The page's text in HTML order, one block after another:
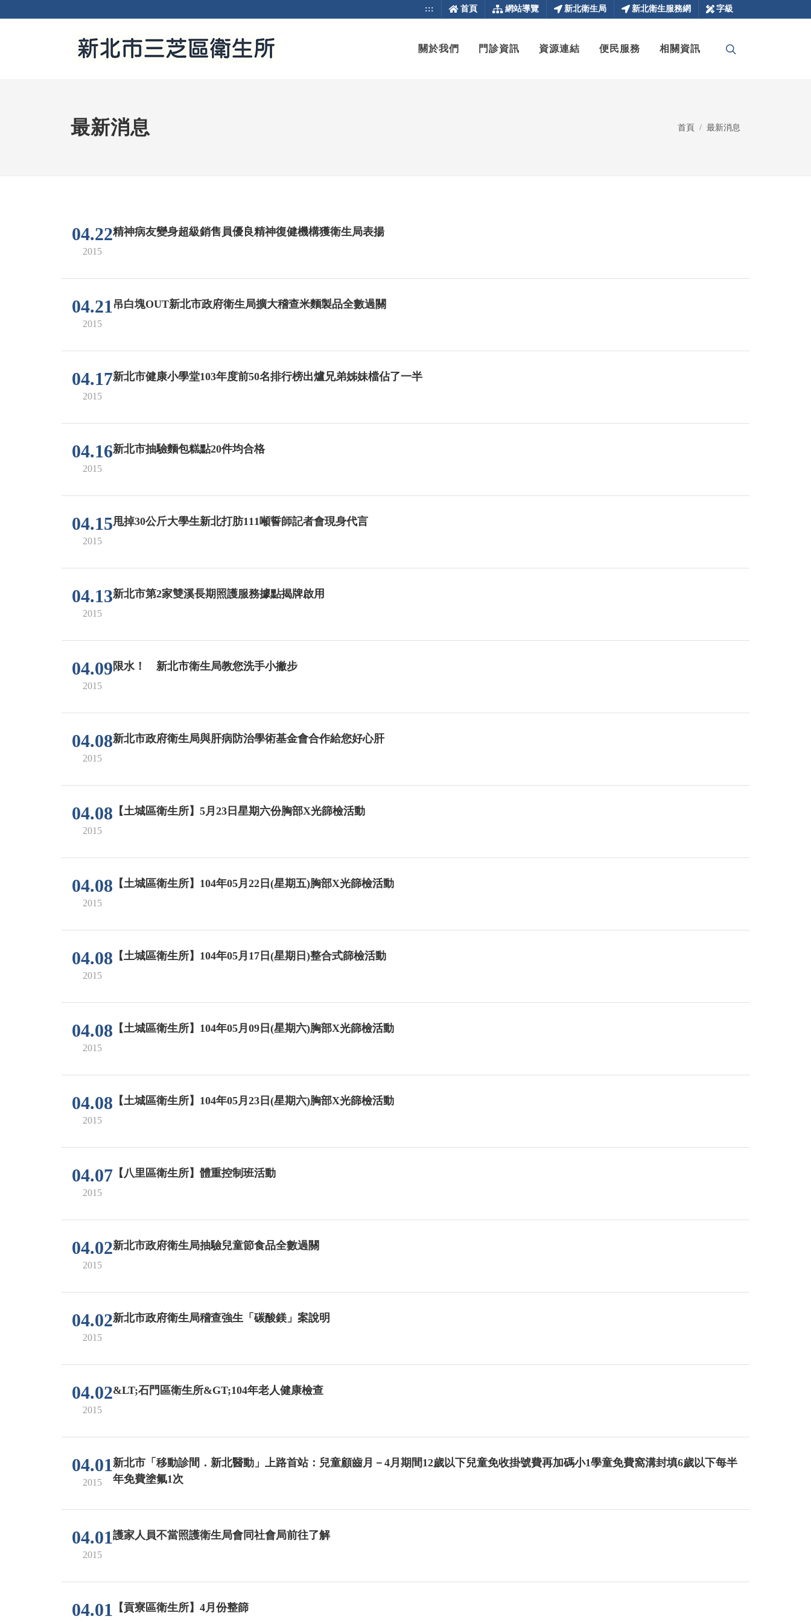
::: 首頁 網站導覽 新北衛生局 新北衛生服務網 字級
關於我們 門診資訊 資源連結 便民服務 相關資訊
最新消息 首頁 最新消息
04.22
2015
精神病友變身超級銷售員優良精神復健機構獲衛生局表揚
04.21
2015
吊白塊OUT新北市政府衛生局擴大稽查米麵製品全數過關
04.17
2015
新北市健康小學堂103年度前50名排行榜出爐兄弟姊妹檔佔了一半
04.16
2015
新北市抽驗麵包糕點20件均合格
04.15
2015
甩掉30公斤大學生新北打肪111噸誓師記者會現身代言
04.13
2015
新北市第2家雙溪長期照護服務據點揭牌啟用
04.09
2015
限水！ 新北市衛生局教您洗手小撇步
04.08
2015
新北市政府衛生局與肝病防治學術基金會合作給您好心肝
04.08
2015
【土城區衛生所】5月23日星期六份胸部X光篩檢活動
04.08
2015
【土城區衛生所】104年05月22日(星期五)胸部X光篩檢活動
04.08
2015
【土城區衛生所】104年05月17日(星期日)整合式篩檢活動
04.08
2015
【土城區衛生所】104年05月09日(星期六)胸部X光篩檢活動
04.08
2015
【土城區衛生所】104年05月23日(星期六)胸部X光篩檢活動
04.07
2015
【八里區衛生所】體重控制班活動
04.02
2015
新北市政府衛生局抽驗兒童節食品全數過關
04.02
2015
新北市政府衛生局稽查強生「碳酸鎂」案說明
04.02
2015
&LT;石門區衛生所&GT;104年老人健康檢查
04.01
2015
新北市「移動診間．新北醫動」上路首站：兒童顧齒月－4月期間12歲以下兒童免收掛號費再加碼小1學童免費窩溝封填6歲以下每半
年免費塗氟1次
04.01
2015
護家人員不當照護衛生局會同社會局前往了解
04.01 【貢寮區衛生所】4月份整篩